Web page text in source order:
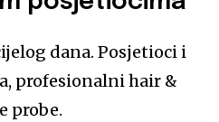
dana. Posjetioci i
profesionalni hair &
probe.